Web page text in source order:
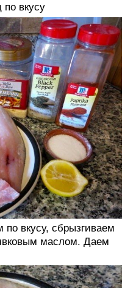
вкусу
вкусу, сбрызгиваем
маслом. Даем